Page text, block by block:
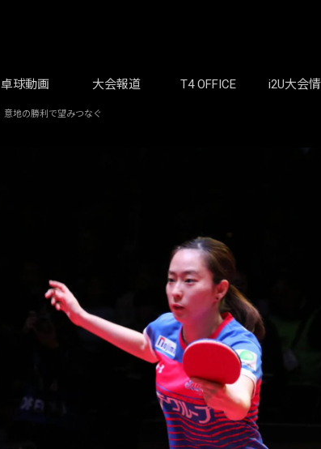
卓球動画 大会報道 T4 OFFICE i2U大会
意地の勝利で望みつなぐ